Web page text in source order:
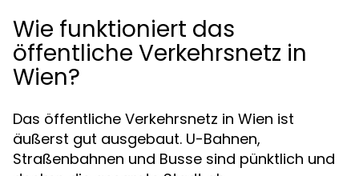
Wie funktioniert das
öffentliche Verkehrsnetz in
Wien?
Das öffentliche Verkehrsnetz in Wien ist
äußerst gut ausgebaut. U-Bahnen,
Straßenbahnen und Busse sind pünktlich und